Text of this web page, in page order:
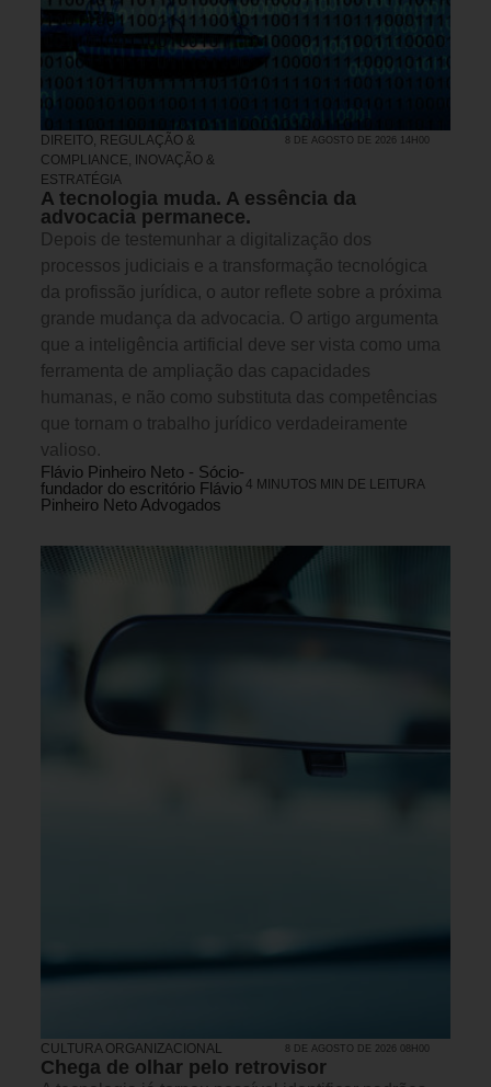
DIREITO, REGULAÇÃO &
COMPLIANCE,
INOVAÇÃO &
ESTRATÉGIA
8 DE AGOSTO DE 2026 14H00
A tecnologia muda. A essência da
advocacia permanece.
Depois de testemunhar a digitalização dos
processos judiciais e a transformação tecnológica
da profissão jurídica, o autor reflete sobre a próxima
grande mudança da advocacia. O artigo argumenta
que a inteligência artificial deve ser vista como uma
ferramenta de ampliação das capacidades
humanas, e não como substituta das competências
que tornam o trabalho jurídico verdadeiramente
valioso.
Flávio Pinheiro Neto - Sócio-
fundador do escritório Flávio
Pinheiro Neto Advogados
4 MINUTOS MIN DE LEITURA
CULTURA ORGANIZACIONAL 8 DE AGOSTO DE 2026 08H00
Chega de olhar pelo retrovisor